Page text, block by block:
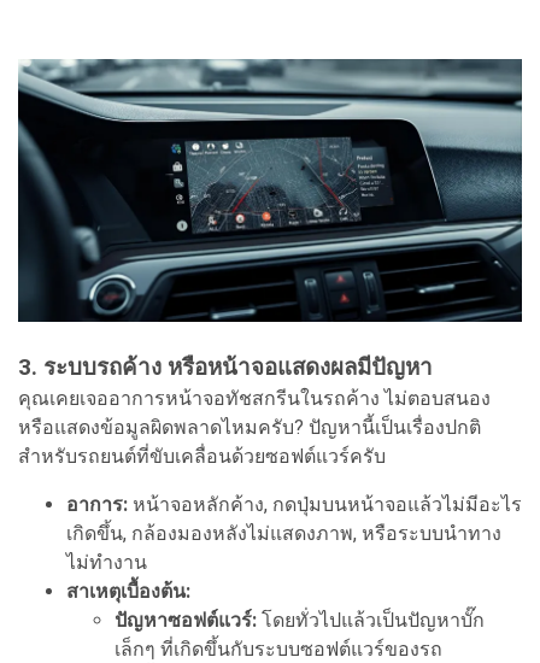
3. ระบบรถค้าง หรือหน้าจอแสดงผลมีปัญหา
คุณเคยเจออาการหน้าจอทัชสกรีนในรถค้าง ไม่ตอบสนอง
หรือแสดงข้อมูลผิดพลาดไหมครับ? ปัญหานี้เป็นเรื่องปกติ
สำหรับรถยนต์ที่ขับเคลื่อนด้วยซอฟต์แวร์ครับ
อาการ: หน้าจอหลักค้าง, กดปุ่มบนหน้าจอแล้วไม่มีอะไร
เกิดขึ้น, กล้องมองหลังไม่แสดงภาพ, หรือระบบนำทาง
ไม่ทำงาน
สาเหตุเบื้องต้น:
ปัญหาซอฟต์แวร์: โดยทั่วไปแล้วเป็นปัญหาบั๊ก
เล็กๆ ที่เกิดขึ้นกับระบบซอฟต์แวร์ของรถ